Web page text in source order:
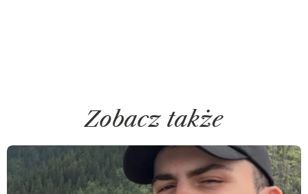
Zobacz także